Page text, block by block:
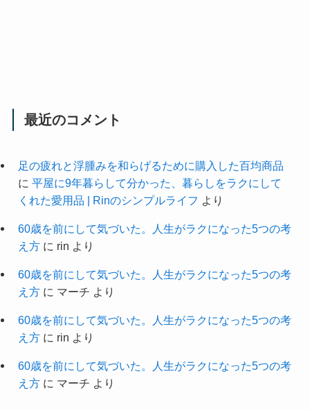
最近のコメント
足の疲れと浮腫みを和らげるために購入した百均商品
に 平屋に9年暮らして分かった、暮らしをラクにして
くれた愛用品 | Rinのシンプルライフ より
60歳を前にして気づいた。人生がラクになった5つの考
え方に rin より
60歳を前にして気づいた。人生がラクになった5つの考
え方に マーチ より
60歳を前にして気づいた。人生がラクになった5つの考
え方に rin より
60歳を前にして気づいた。人生がラクになった5つの考
え方に マーチ より